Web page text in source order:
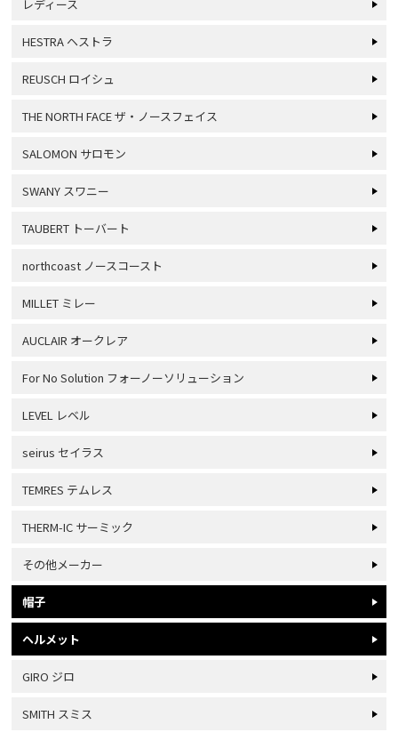
レディース
HESTRA ヘストラ
REUSCH ロイシュ
THE NORTH FACE ザ・ノースフェイス
SALOMON サロモン
SWANY スワニー
TAUBERT トーバート
northcoast ノースコースト
MILLET ミレー
AUCLAIR オークレア
For No Solution フォーノーソリューション
LEVEL レベル
seirus セイラス
TEMRES テムレス
THERM-IC サーミック
その他メーカー
帽子
ヘルメット
GIRO ジロ
SMITH スミス